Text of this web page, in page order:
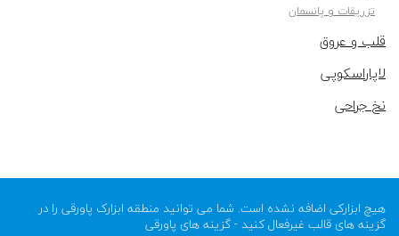
تزریقات و پانسمان
قلب و عروق
لاپاراسکوپی
نخ جراحی
هیچ ابزارکی اضافه نشده است. شما می توانید منطقه ابزارک پاورقی را در
گزینه های قالب غیرفعال کنید - گزینه های پاورقی